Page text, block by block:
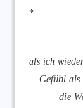
*
als ich
Gefühl als
die